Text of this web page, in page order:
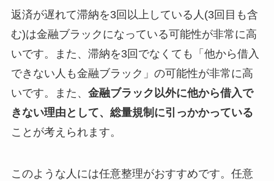
返済が遅れて滞納を3回以上している人(3回目も含
む)は金融ブラックになっている可能性が非常に高
いです。また、滞納を3回でなくても「他から借入
できない人も金融ブラック」の可能性が非常に高
いです。また、 金融ブラック以外に他から借入で
きない理由として、総量規制に引っかかっている
ことが考えられます。
このような人には任意整理がおすすめです。任意